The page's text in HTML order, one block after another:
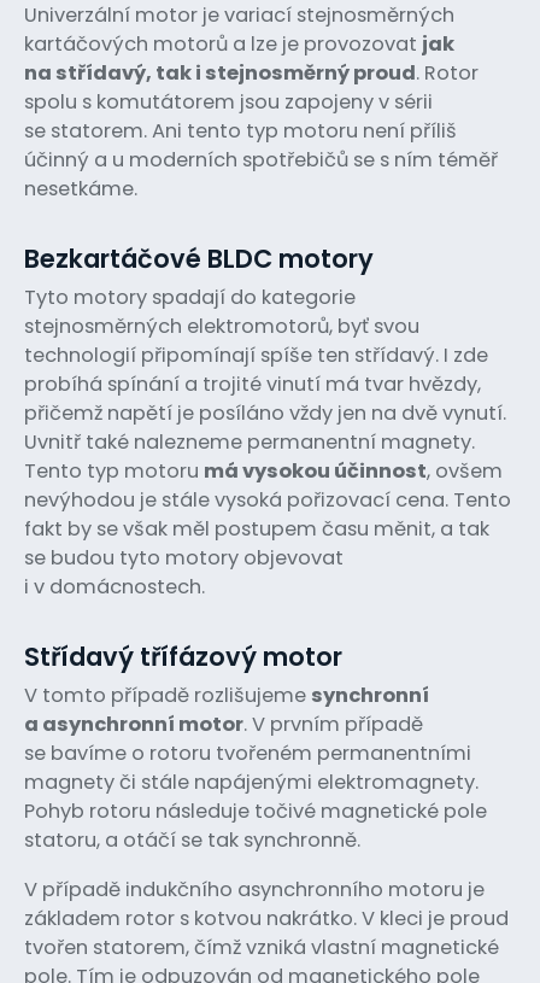
Univerzální motor je variací stejnosměrných
kartáčových motorů a lze je provozovat jak
na střídavý, tak i stejnosměrný proud. Rotor
spolu s komutátorem jsou zapojeny v sérii
se statorem. Ani tento typ motoru není příliš
účinný a u moderních spotřebičů se s ním téměř
nesetkáme.
Bezkartáčové BLDC motory
Tyto motory spadají do kategorie
stejnosměrných elektromotorů, byť svou
technologií připomínají spíše ten střídavý. I zde
probíhá spínání a trojité vinutí má tvar hvězdy,
přičemž napětí je posíláno vždy jen na dvě vynutí.
Uvnitř také nalezneme permanentní magnety.
Tento typ motoru má vysokou účinnost, ovšem
nevýhodou je stále vysoká pořizovací cena. Tento
fakt by se však měl postupem času měnit, a tak
se budou tyto motory objevovat
i v domácnostech.
Střídavý třífázový motor
V tomto případě rozlišujeme synchronní
a asynchronní motor. V prvním případě
se bavíme o rotoru tvořeném permanentními
magnety či stále napájenými elektromagnety.
Pohyb rotoru následuje točivé magnetické pole
statoru, a otáčí se tak synchronně.
V případě indukčního asynchronního motoru je
základem rotor s kotvou nakrátko. V kleci je proud
tvořen statorem, čímž vzniká vlastní magnetické
pole. Tím je odpuzován od magnetického pole